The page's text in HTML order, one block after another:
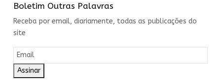
Boletim Outras Palavras
Receba por email, diariamente, todas as publicações do
site
Assinar